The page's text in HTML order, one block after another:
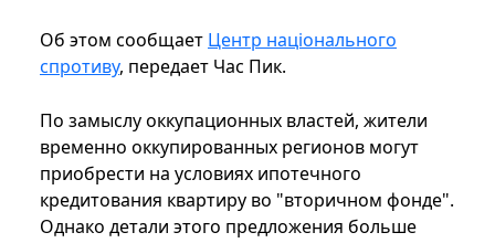
Об этом сообщает Центр національного
спротиву, передает Час Пик.
По замыслу оккупационных властей, жители
временно оккупированных регионов могут
приобрести на условиях ипотечного
кредитования квартиру во "вторичном фонде".
Однако детали этого предложения больше